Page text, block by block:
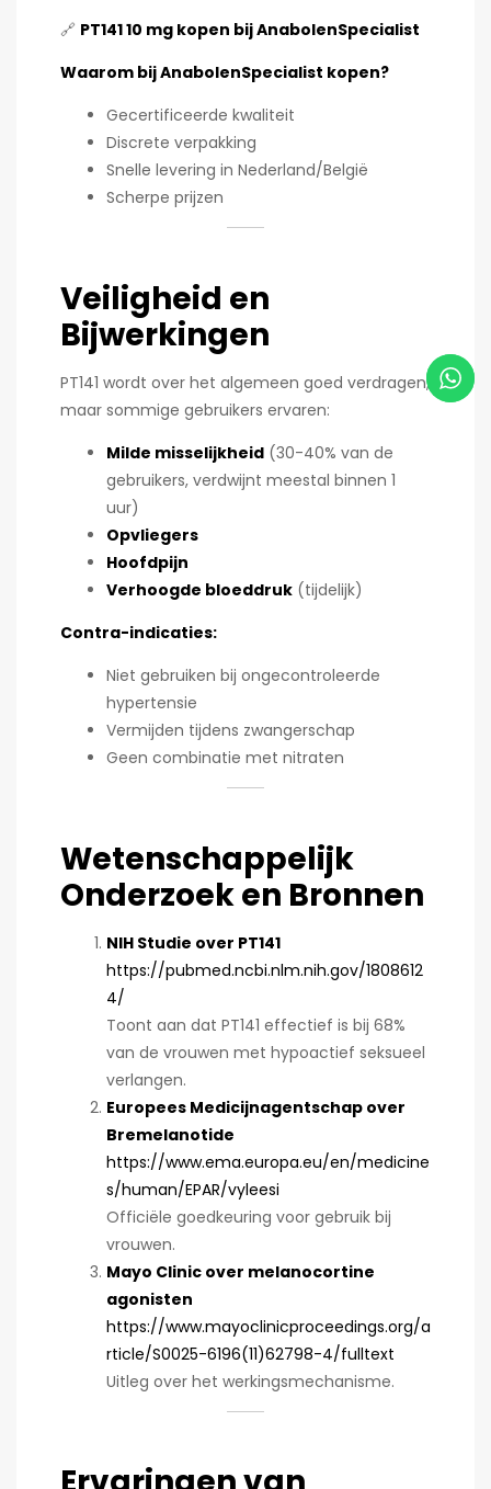
🔗 PT141 10 mg kopen bij AnabolenSpecialist
Waarom bij AnabolenSpecialist kopen?
Gecertificeerde kwaliteit
Discrete verpakking
Snelle levering in Nederland/België
Scherpe prijzen
Veiligheid en
Bijwerkingen
PT141 wordt over het algemeen goed verdragen,
maar sommige gebruikers ervaren:
Milde misselijkheid (30-40% van de
gebruikers, verdwijnt meestal binnen 1
uur)
Opvliegers
Hoofdpijn
Verhoogde bloeddruk (tijdelijk)
Contra-indicaties:
Niet gebruiken bij ongecontroleerde
hypertensie
Vermijden tijdens zwangerschap
Geen combinatie met nitraten
Wetenschappelijk
Onderzoek en Bronnen
NIH Studie over PT141
https://pubmed.ncbi.nlm.nih.gov/1808612
4/
Toont aan dat PT141 effectief is bij 68%
van de vrouwen met hypoactief seksueel
verlangen.
Europees Medicijnagentschap over
Bremelanotide
https://www.ema.europa.eu/en/medicine
s/human/EPAR/vyleesi
Officiële goedkeuring voor gebruik bij
vrouwen.
Mayo Clinic over melanocortine
agonisten
https://www.mayoclinicproceedings.org/a
rticle/S0025-6196(11)62798-4/fulltext
Uitleg over het werkingsmechanisme.